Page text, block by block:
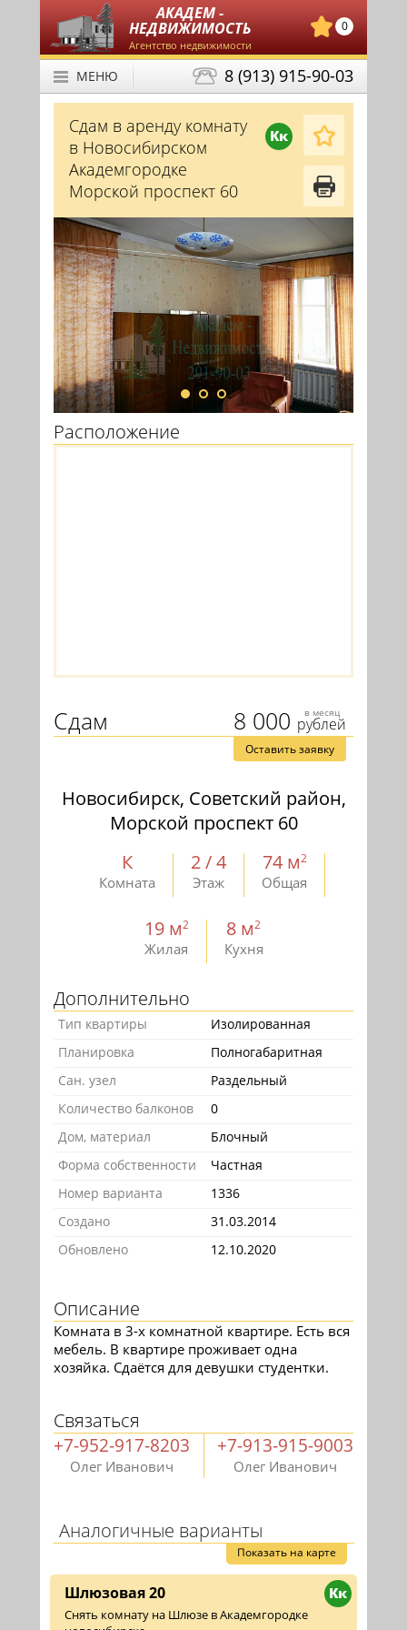
АКАДЕМ -
НЕДВИЖИМОСТЬ
Агентство недвижимости
0
8 (913) 915-90-03
МЕНЮ
Кк
Сдам в аренду комнату
в Новосибирском
Академгородке
Морской проспект 60
Расположение
8 000 в месяц
рублей
Сдам
Оставить заявку
Новосибирск, Советский район,
Морской проспект 60
К
Комната
2 / 4
Этаж
74 м2
Общая
19 м2
Жилая
8 м2
Кухня
Дополнительно
Тип квартиры
Изолированная
Планировка
Полногабаритная
Сан. узел
Раздельный
Количество балконов
0
Дом, материал
Блочный
Форма собственности
Частная
Номер варианта
1336
Создано
31.03.2014
Обновлено
12.10.2020
Описание
Комната в 3-х комнатной квартире. Есть вся
мебель. В квартире проживает одна
хозяйка. Сдаётся для девушки студентки.
Связаться
+7-952-917-8203
Олег Иванович
+7-913-915-9003
Олег Иванович
Аналогичные варианты
Показать на карте
Кк
Шлюзовая 20
Снять комнату на Шлюзе в Академгородке